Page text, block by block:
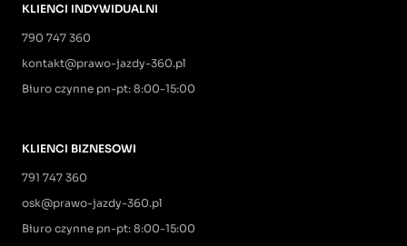
KLIENCI INDYWIDUALNI
790 747 360
kontakt@prawo-jazdy-360.pl
Biuro czynne pn-pt: 8:00-15:00
KLIENCI BIZNESOWI
791 747 360
osk@prawo-jazdy-360.pl
Biuro czynne pn-pt: 8:00-15:00